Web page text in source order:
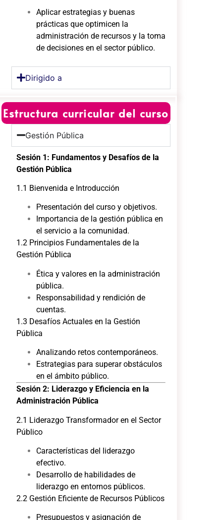
Aplicar estrategias y buenas
prácticas que optimicen la
administración de recursos y la toma
de decisiones en el sector público.
Dirigido a
Estructura curricular del curso
Gestión Pública
Sesión 1: Fundamentos y Desafíos de la
Gestión Pública
1.1 Bienvenida e Introducción
Presentación del curso y objetivos.
Importancia de la gestión pública en
el servicio a la comunidad.
1.2 Principios Fundamentales de la
Gestión Pública
Ética y valores en la administración
pública.
Responsabilidad y rendición de
cuentas.
1.3 Desafíos Actuales en la Gestión
Pública
Analizando retos contemporáneos.
Estrategias para superar obstáculos
en el ámbito público.
Sesión 2: Liderazgo y Eficiencia en la
Administración Pública
2.1 Liderazgo Transformador en el Sector
Público
Características del liderazgo
efectivo.
Desarrollo de habilidades de
liderazgo en entornos públicos.
2.2 Gestión Eficiente de Recursos Públicos
Presupuestos y asignación de